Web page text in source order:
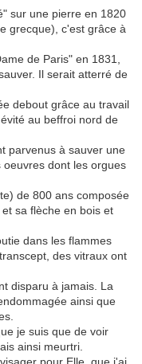
sur une pierre en 1820
grecque), c'est grâce à
de Paris" en 1831,
Il serait atterré de
debout grâce au travail
au beffroi nord de
parvenus à sauver une
dont les orgues
de 800 ans composée
sa flèche en bois et
dans les flammes
des vitraux ont
disparu à jamais. La
ainsi que
je suis que de voir
ainsi meurtri.